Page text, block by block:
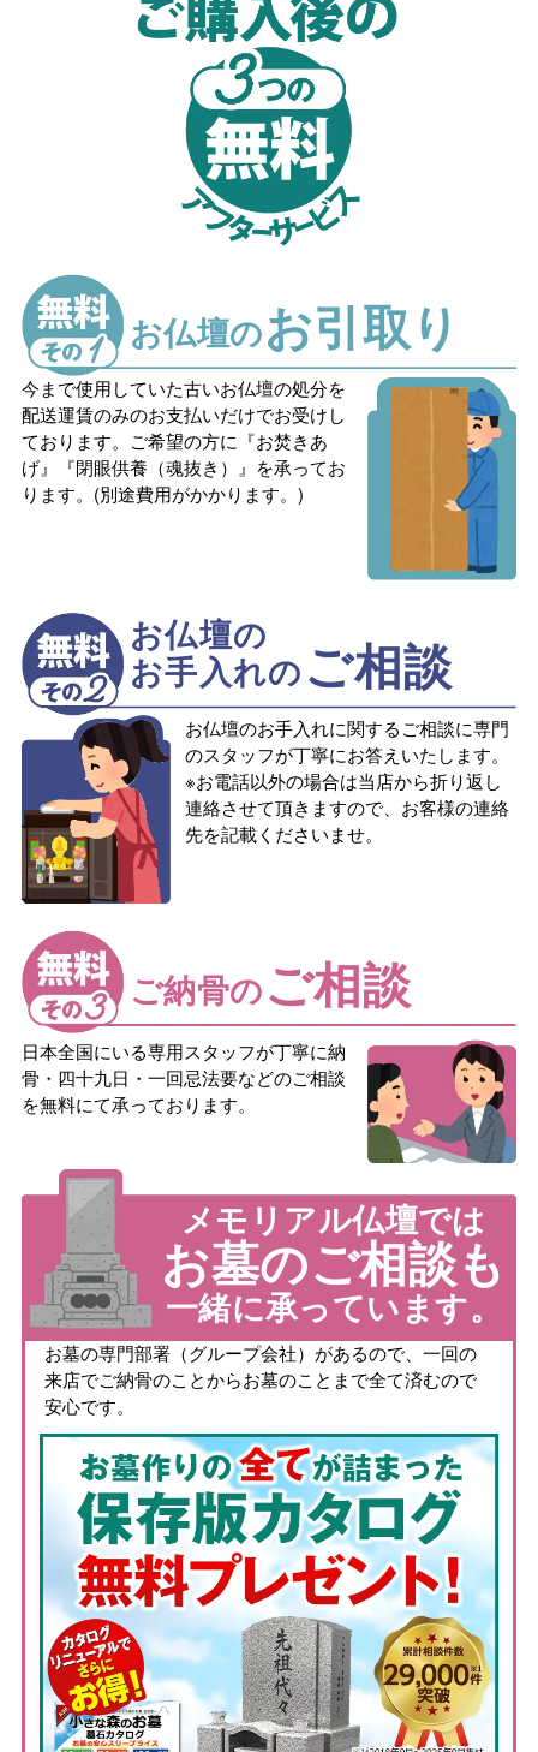
お仏壇のお引取り
今まで使用していた古いお仏壇の処分を
配送運賃のみのお支払いだけでお受けし
ております。ご希望の方に『お焚きあ
げ』『閉眼供養（魂抜き）』を承ってお
ります。(別途費用がかかります。)
お仏壇の
お手入れの ご相談
お仏壇のお手入れに関するご相談に専門
のスタッフが丁寧にお答えいたします。
※お電話以外の場合は当店から折り返し
連絡させて頂きますので、お客様の連絡
先を記載くださいませ。
ご納骨の ご相談
日本全国にいる専用スタッフが丁寧に納
骨・四十九日・一回忌法要などのご相談
を無料にて承っております。
メモリアル仏壇では
お墓のご相談も
一緒に承っています。
お墓の専門部署（グループ会社）があるので、一回の
来店でご納骨のことからお墓のことまで全て済むので
安心です。